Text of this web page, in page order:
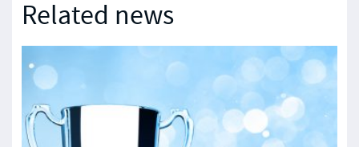
Related news